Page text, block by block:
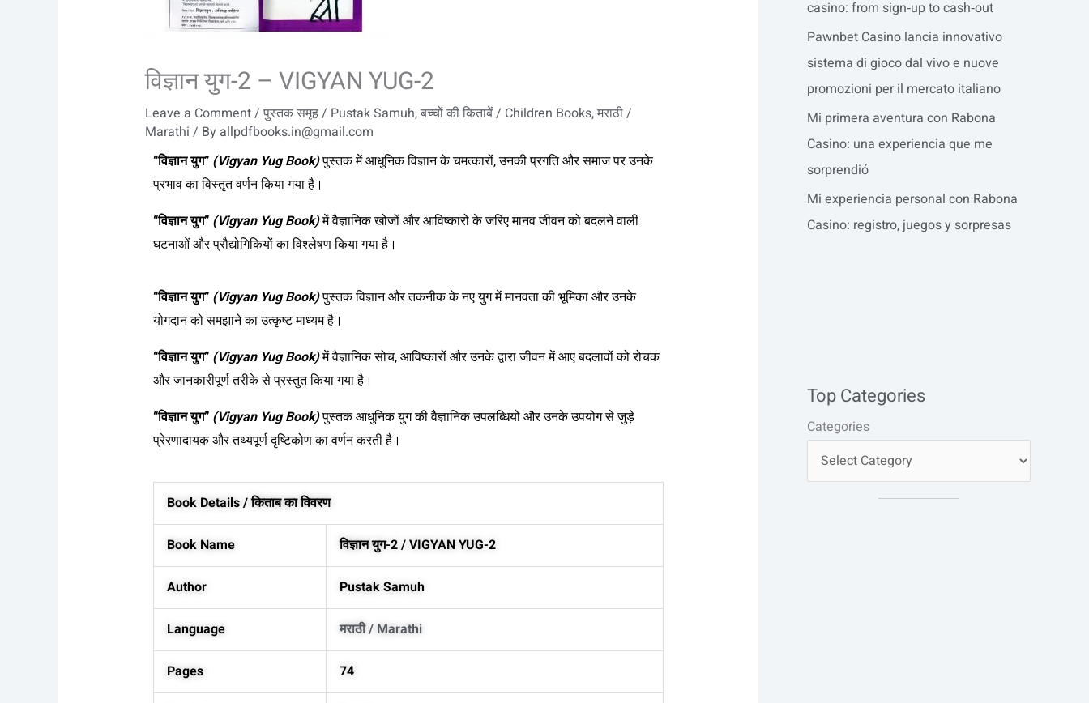
विज्ञान युग-2 – VIGYAN YUG-2
Leave a Comment/ पुस्तक समूह / Pustak Samuh,बच्चों की किताबें / Children Books,मराठी /
Marathi / By allpdfbooks.in@gmail.com
“विज्ञान युग”(Vigyan Yug Book)पुस्तक में आधुनिक विज्ञान के चमत्कारों, उनकी प्रगति और समाज पर उनके
प्रभाव का विस्तृत वर्णन किया गया है।
“विज्ञान युग” (Vigyan Yug Book)में वैज्ञानिक खोजों और आविष्कारों के जरिए मानव जीवन को बदलने वाली
घटनाओं और प्रौद्योगिकियों का विश्लेषण किया गया है।
“विज्ञान युग” (Vigyan Yug Book)पुस्तक विज्ञान और तकनीक के नए युग में मानवता की भूमिका और उनके
योगदान को समझाने का उत्कृष्ट माध्यम है।
“विज्ञान युग” (Vigyan Yug Book)में वैज्ञानिक सोच, आविष्कारों और उनके द्वारा जीवन में आए बदलावों को रोचक
और जानकारीपूर्ण तरीके से प्रस्तुत किया गया है।
“विज्ञान युग” (Vigyan Yug Book)पुस्तक आधुनिक युग की वैज्ञानिक उपलब्धियों और उनके उपयोग से जुड़े
प्रेरणादायक और तथ्यपूर्ण दृष्टिकोण का वर्णन करती है।
Book Details / किताब का विवरण
Book Name विज्ञान युग-2 / VIGYAN YUG-2
Author Pustak Samuh
Language मराठी / Marathi
Pages 74
casino: from sign‑up to cash‑out
Pawnbet Casino lancia innovativo
sistema di gioco dal vivo e nuove
promozioni per il mercato italiano
Mi primera aventura con Rabona
Casino: una experiencia que me
sorprendió
Mi experiencia personal con Rabona
Casino: registro, juegos y sorpresas
Top Categories
Categories